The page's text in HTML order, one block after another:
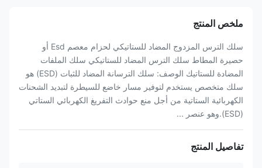
ملخص المنتج
سلك الترس المزدوج المضاد للستاتيكي لحزام معصم Esd أو
حصيرة المطاط سلك الترس المضاد للستاتيكي سلك الملفات
المضادة للستاتيك الوصف: سلك الترسانة المضاد للثبات (ESD) هو
سلك متخصص يستخدم لتوفير مسار خاضع للسيطرة لتبديد الشحنات
الكهربائية الستاتية من أجل منع حوادث التفريغ الكهربائي الستاتي
(ESD).وهو عنصر ...
تفاصيل المنتج